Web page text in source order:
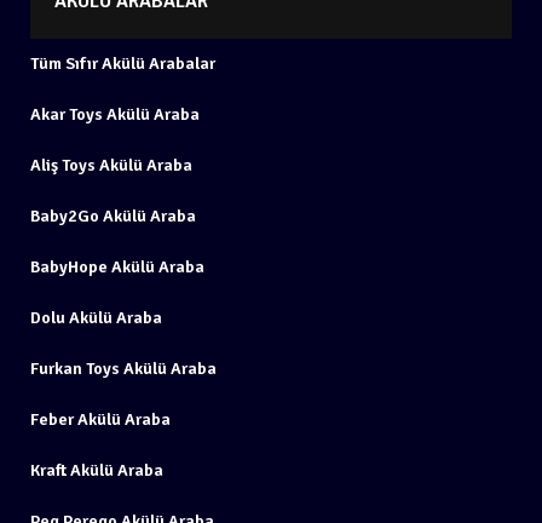
Tüm Sıfır Akülü Arabalar
Akar Toys Akülü Araba
Aliş Toys Akülü Araba
Baby2Go Akülü Araba
BabyHope Akülü Araba
Dolu Akülü Araba
Furkan Toys Akülü Araba
Feber Akülü Araba
Kraft Akülü Araba